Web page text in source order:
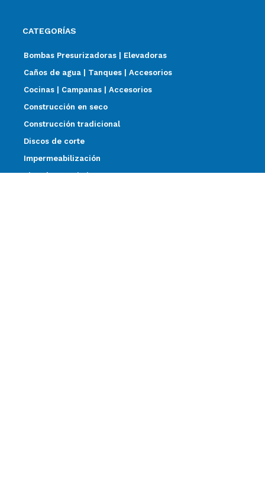
CATEGORÍAS
Bombas Presurizadoras | Elevadoras
Caños de agua | Tanques | Accesorios
Cocinas | Campanas | Accesorios
Construcción en seco
Construcción tradicional
Discos de corte
Impermeabilización
Pisos | Revestimientos